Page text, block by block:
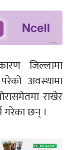
जिल्लामा
अवस्थामा
राखेर
गरेका छन् ।